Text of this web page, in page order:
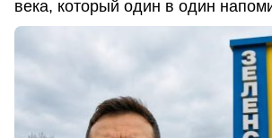
века, который один в один